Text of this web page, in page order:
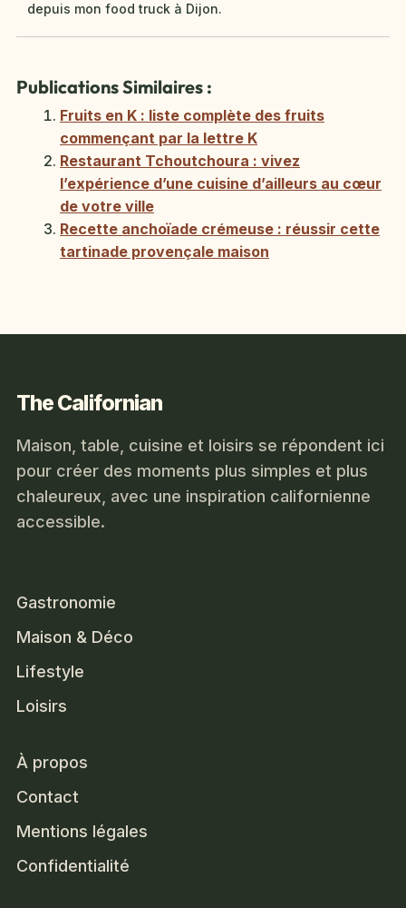
depuis mon food truck à Dijon.
Publications Similaires :
Fruits en K : liste complète des fruits
commençant par la lettre K
Restaurant Tchoutchoura : vivez
l’expérience d’une cuisine d’ailleurs au cœur
de votre ville
Recette anchoïade crémeuse : réussir cette
tartinade provençale maison
The Californian
Maison, table, cuisine et loisirs se répondent ici
pour créer des moments plus simples et plus
chaleureux, avec une inspiration californienne
accessible.
Gastronomie
Maison & Déco
Lifestyle
Loisirs
À propos
Contact
Mentions légales
Confidentialité